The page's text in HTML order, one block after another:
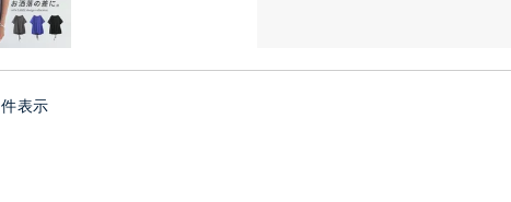
件表示